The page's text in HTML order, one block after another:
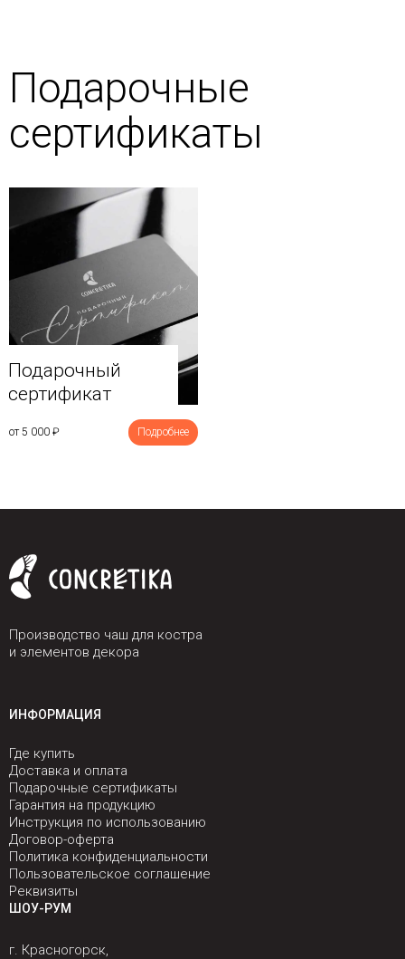
Подарочные
сертификаты
Подарочный
сертификат
от 5 000 ₽ Подробнее
Производство чаш для костра
и элементов декора
ИНФОРМАЦИЯ
Где купить
Доставка и оплата
Подарочные сертификаты
Гарантия на продукцию
Инструкция по использованию
Договор-оферта
Политика конфиденциальности
Пользовательское соглашение
Реквизиты
ШОУ-РУМ
г. Красногорск,